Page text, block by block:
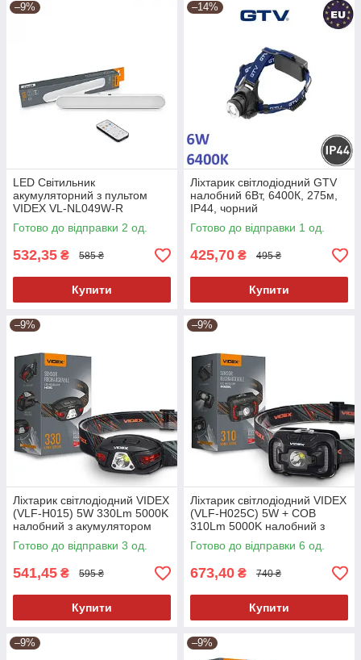
–9%
LED Світильник
акумуляторний з пультом
VIDEX VL-NL049W-R
Готово до відправки 2 од.
532,35 ₴ 585 ₴
Купити
–14%
Ліхтарик світлодіодний GTV
налобний 6Вт, 6400К, 275м,
IP44, чорний
Готово до відправки 1 од.
425,70 ₴ 495 ₴
Купити
–9%
Ліхтарик світлодіодний VIDEX
(VLF-H015) 5W 330Lm 5000K
налобний з акумулятором
Готово до відправки 3 од.
541,45 ₴ 595 ₴
Купити
–9%
Ліхтарик світлодіодний VIDEX
(VLF-H025C) 5W + COB
310Lm 5000K налобний з
акумулятором
Готово до відправки 6 од.
673,40 ₴ 740 ₴
Купити
–9% –9%